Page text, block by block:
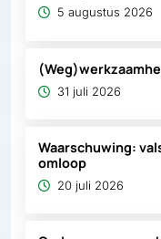
5 augustus 2026
31 juli 2026
Waarschuwing:
omloop
20 juli 2026